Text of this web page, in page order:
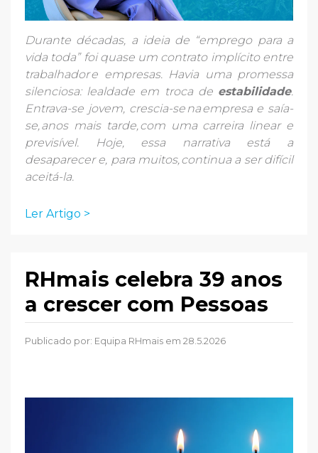
Durante décadas, a ideia de “emprego para a
vida toda” foi quase um contrato implícito entre
trabalhador e empresas. Havia uma promessa
silenciosa: lealdade em troca de estabilidade.
Entrava-se jovem, crescia-se na empresa e saía-
se, anos mais tarde, com uma carreira linear e
previsível. Hoje, essa narrativa está a
desaparecer e, para muitos, continua a ser difícil
aceitá-la.
Ler Artigo >
RHmais celebra 39 anos
a crescer com Pessoas
Publicado por: Equipa RHmais em 28.5.2026